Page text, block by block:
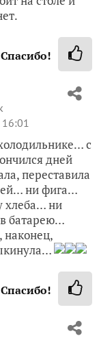
Спасибо!
с
дней
переставила
ни фига…
хлеба… ни
батарею…
наконец,
Спасибо!